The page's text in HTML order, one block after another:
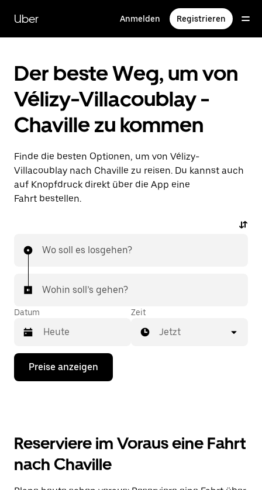
zum
Hauptinhalt
Uber Anmelden Registrieren
Der beste Weg, um von
Vélizy-Villacoublay -
Chaville zu kommen
Finde die besten Optionen, um von Vélizy-
Villacoublay nach Chaville zu reisen. Du kannst auch
auf Knopfdruck direkt über die App eine
Fahrt bestellen.
Wo soll es losgehen?
Wohin soll’s gehen?
Datum
Drücke
Nach-
Kalender
interagieren
ein
Zeit
Jetzt
Preise anzeigen
Reserviere im Voraus eine Fahrt
nach Chaville